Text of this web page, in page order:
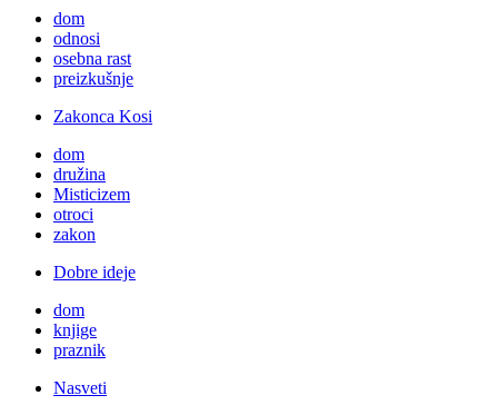
dom
odnosi
osebna rast
preizkušnje
Zakonca Kosi
dom
družina
Misticizem
otroci
zakon
Dobre ideje
dom
knjige
praznik
Nasveti